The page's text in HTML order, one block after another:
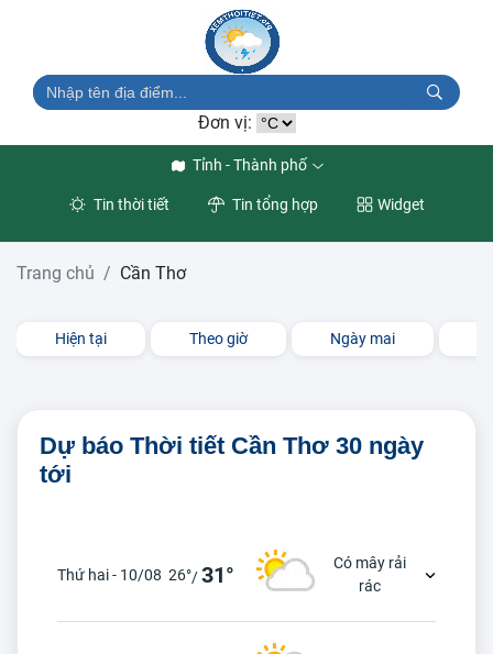
Đơn vị:
Tỉnh - Thành phố
Tin thời tiết Tin tổng hợp Widget
Trang chủ Cần Thơ
Hiện tại Theo giờ Ngày mai
Dự báo Thời tiết Cần Thơ 30 ngày
tới
Thứ hai - 10/08 26°/31°
Có mây rải
rác